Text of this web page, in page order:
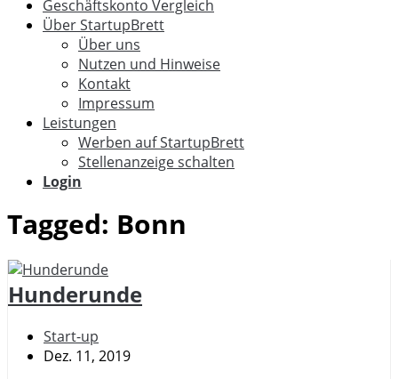
Geschäftskonto Vergleich
Über StartupBrett
Über uns
Nutzen und Hinweise
Kontakt
Impressum
Leistungen
Werben auf StartupBrett
Stellenanzeige schalten
Login
Tagged: Bonn
Hunderunde
Start-up
Dez. 11, 2019